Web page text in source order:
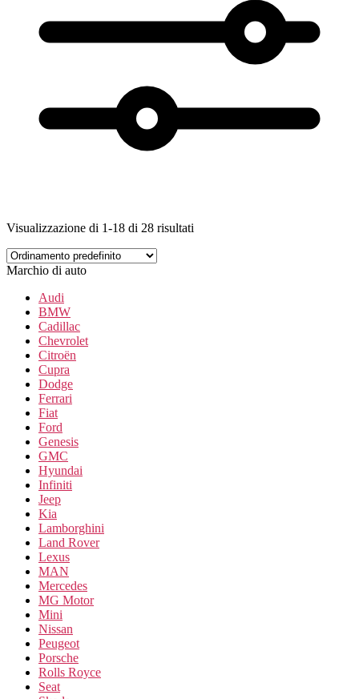
Visualizzazione di 1-18 di 28 risultati
Marchio di auto
Audi
BMW
Cadillac
Chevrolet
Citroën
Cupra
Dodge
Ferrari
Fiat
Ford
Genesis
GMC
Hyundai
Infiniti
Jeep
Kia
Lamborghini
Land Rover
Lexus
MAN
Mercedes
MG Motor
Mini
Nissan
Peugeot
Porsche
Rolls Royce
Seat